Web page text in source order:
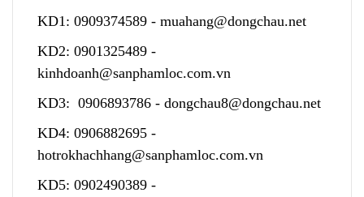
KD1: 0909374589 - muahang@dongchau.net
KD2: 0901325489 -
kinhdoanh@sanphamloc.com.vn
KD3: 0906893786 - dongchau8@dongchau.net
KD4: 0906882695 -
hotrokhachhang@sanphamloc.com.vn
KD5: 0902490389 -